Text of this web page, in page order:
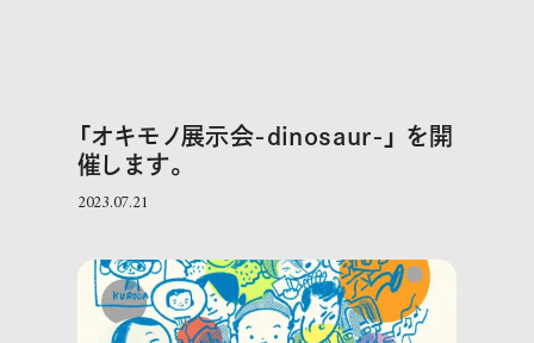
「オキモノ展示会-dinosaur-」 を開
催します。
2023.07.21